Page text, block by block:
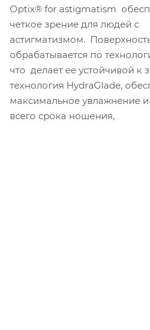
Optix® for astigmatism
четкое зрение для людей с
астигматизмом.
обрабатывается по
что делает ее устойчивой к
технология HydraGlade,
максимальное увлажнение
всего срока ношения,